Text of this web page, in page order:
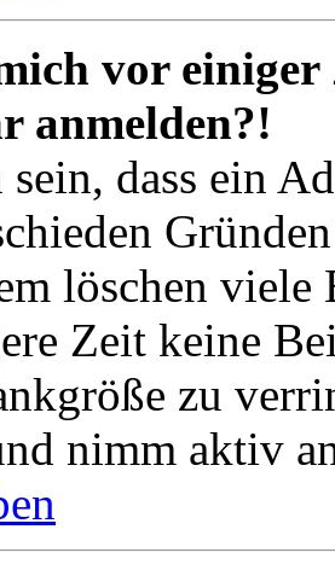
vor
anmelden?!
sein, dass ein
löschen viele
Zeit keine
zu
nimm aktiv